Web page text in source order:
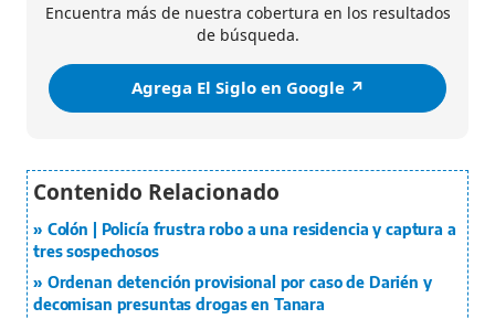
Encuentra más de nuestra cobertura en los resultados
de búsqueda.
Agrega El Siglo en Google ↗️
Colón | Policía frustra robo a una residencia y captura a
tres sospechosos
Ordenan detención provisional por caso de Darién y
decomisan presuntas drogas en Tanara